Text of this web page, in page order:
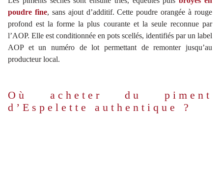
poudre fine, sans ajout d’additif. Cette poudre orangée à rouge
profond est la forme la plus courante et la seule reconnue par
l’AOP. Elle est conditionnée en pots scellés, identifiés par un label
AOP et un numéro de lot permettant de remonter jusqu’au
producteur local.
Où acheter du piment
d’Espelette authentique ?